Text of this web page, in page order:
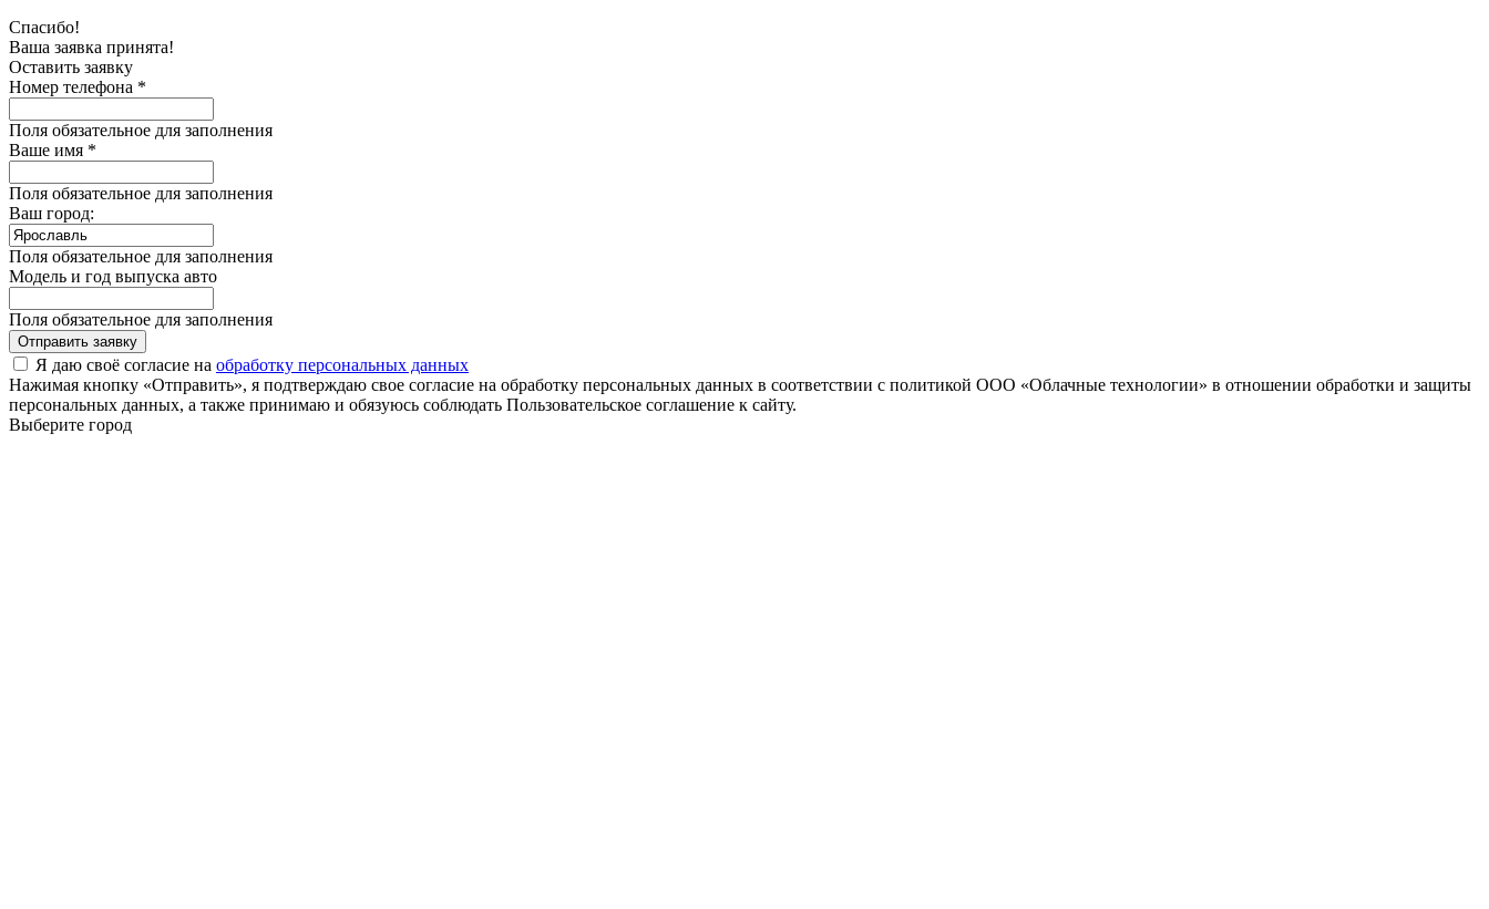
Спасибо!
Ваша заявка принята!
Оставить заявку
Номер телефона *
Поля обязательное для заполнения
Ваше имя *
Поля обязательное для заполнения
Ваш город:
Поля обязательное для заполнения
Модель и год выпуска авто
Поля обязательное для заполнения
Отправить заявку
Я даю своё согласие на обработку персональных данных
Нажимая кнопку «Отправить», я подтверждаю свое согласие на обработку персональных данных в соответствии с политикой ООО «Облачные технологии» в отношении обработки и защиты
персональных данных, а также принимаю и обязуюсь соблюдать Пользовательское соглашение к сайту.
Выберите город